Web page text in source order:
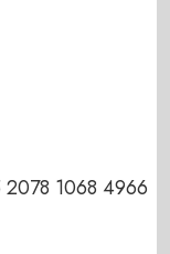
1068 4966